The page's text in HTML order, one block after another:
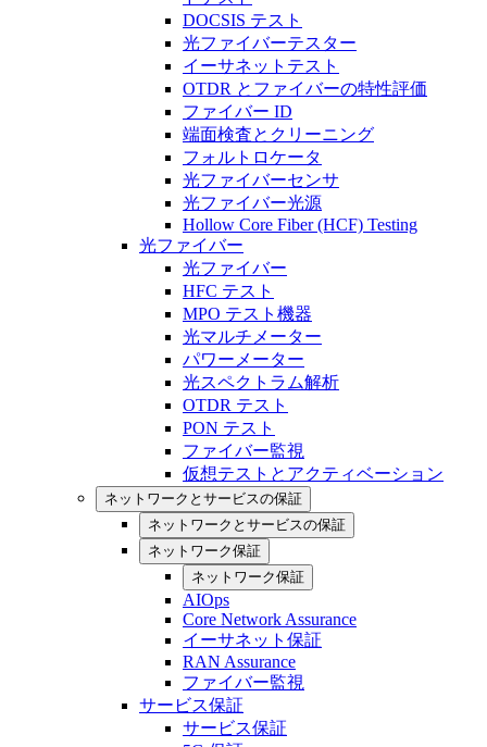
DOCSIS テスト
光ファイバーテスター
イーサネットテスト
OTDR とファイバーの特性評価
ファイバー ID
端面検査とクリーニング
フォルトロケータ
光ファイバーセンサ
光ファイバー光源
Hollow Core Fiber (HCF) Testing
光ファイバー
光ファイバー
HFC テスト
MPO テスト機器
光マルチメーター
パワーメーター
光スペクトラム解析
OTDR テスト
PON テスト
ファイバー監視
仮想テストとアクティベーション
ネットワークとサービスの保証
ネットワークとサービスの保証
ネットワーク保証
ネットワーク保証
AIOps
Core Network Assurance
イーサネット保証
RAN Assurance
ファイバー監視
サービス保証
サービス保証